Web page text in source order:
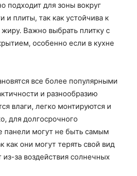
подходит для зоны вокруг
и плиты, так как устойчива к
Важно выбрать плитку с
особенно если в кухне
все более популярными
и разнообразию
влаги, легко монтируются и
для долгосрочного
панели могут не быть самым
они могут терять свой вид
из-за воздействия солнечных